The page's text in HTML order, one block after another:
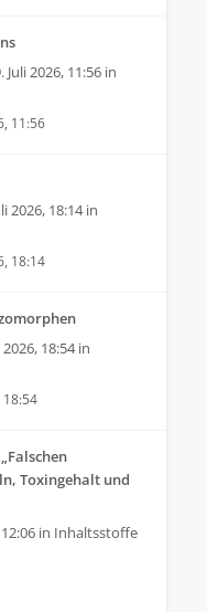
Juli 2026, 11:56 in
11:56
2026, 18:14in
18:14
2026, 18:54in
18:54
Toxingehalt und
in Inhaltsstoffe